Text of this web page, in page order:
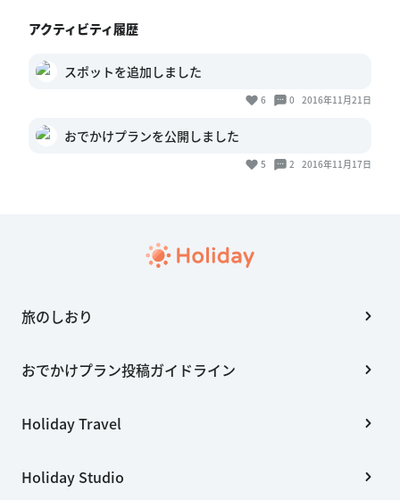
アクティビティ履歴
スポットを追加しました
6 0 2016年11月21日
おでかけプランを公開しました
5 2 2016年11月17日
旅のしおり
おでかけプラン投稿ガイドライン
Holiday Travel
Holiday Studio